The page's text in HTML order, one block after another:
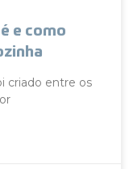
e como
criado entre os